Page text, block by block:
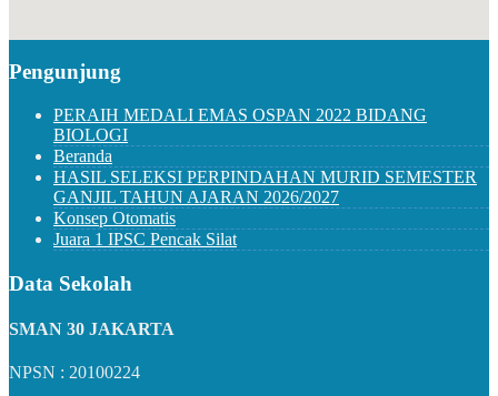
Pengunjung
PERAIH MEDALI EMAS OSPAN 2022 BIDANG
BIOLOGI
Beranda
HASIL SELEKSI PERPINDAHAN MURID SEMESTER
GANJIL TAHUN AJARAN 2026/2027
Konsep Otomatis
Juara 1 IPSC Pencak Silat
Data Sekolah
SMAN 30 JAKARTA
NPSN : 20100224